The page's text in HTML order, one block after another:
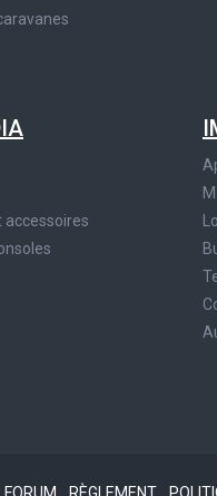
accessoires